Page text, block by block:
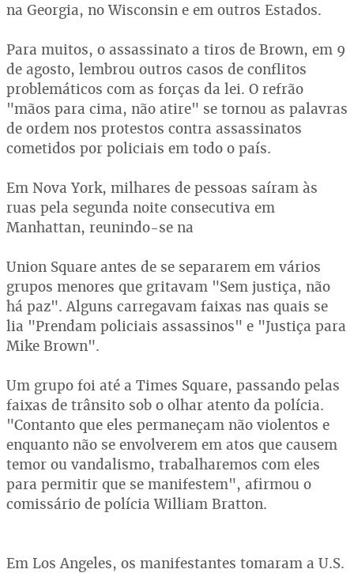
na Georgia, no Wisconsin e em outros Estados.
Para muitos, o assassinato a tiros de Brown, em 9
de agosto, lembrou outros casos de conflitos
problemáticos com as forças da lei. O refrão
"mãos para cima, não atire" se tornou as palavras
de ordem nos protestos contra assassinatos
cometidos por policiais em todo o país.
Em Nova York, milhares de pessoas saíram às
ruas pela segunda noite consecutiva em
Manhattan, reunindo-se na
Union Square antes de se separarem em vários
grupos menores que gritavam "Sem justiça, não
há paz". Alguns carregavam faixas nas quais se
lia "Prendam policiais assassinos" e "Justiça para
Mike Brown".
Um grupo foi até a Times Square, passando pelas
faixas de trânsito sob o olhar atento da polícia.
"Contanto que eles permaneçam não violentos e
enquanto não se envolverem em atos que causem
temor ou vandalismo, trabalharemos com eles
para permitir que se manifestem", afirmou o
comissário de polícia William Bratton.
Em Los Angeles, os manifestantes tomaram a U.S.